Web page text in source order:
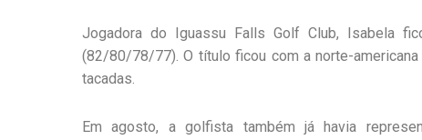
Jogadora do Iguassu Falls Golf Club, Isabela
(82/80/78/77). O título ficou com a norte-
tacadas.
Em agosto, a golfista também já havia